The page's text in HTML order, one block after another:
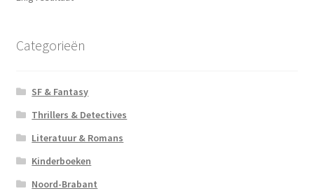
Categorieën
SF & Fantasy
Thrillers & Detectives
Literatuur & Romans
Kinderboeken
Noord-Brabant